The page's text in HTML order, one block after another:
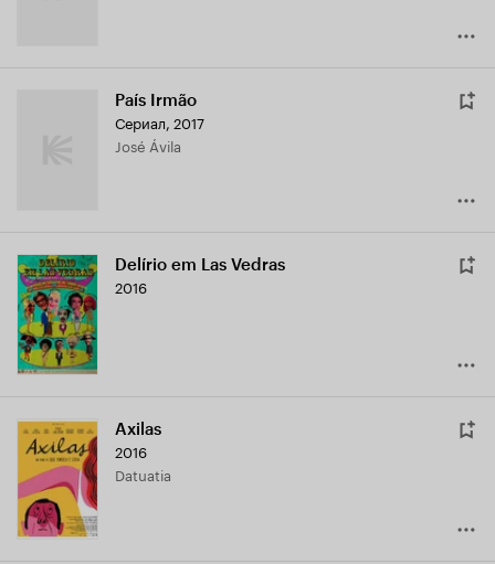
País Irmão
Сериал, 2017
José Ávila
Delírio em Las Vedras
2016
Axilas
2016
Datuatia